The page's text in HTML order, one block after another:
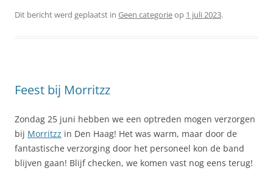
Dit bericht werd geplaatst in Geen categorieop 1 juli 2023.
Feest bij Morritzz
Zondag 25 juni hebben we een optreden mogen verzorgen
bij Morritzz in Den Haag! Het was warm, maar door de
fantastische verzorging door het personeel kon de band
blijven gaan! Blijf checken, we komen vast nog eens terug!